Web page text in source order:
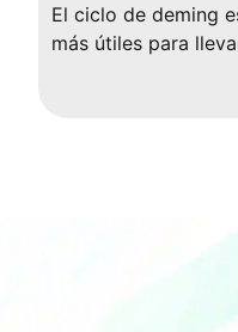
El ciclo de deming
más útiles para